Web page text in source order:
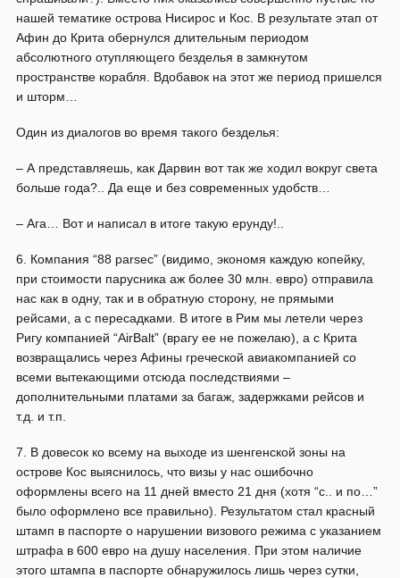
нашей тематике острова Нисирос и Кос. В результате этап от
Афин до Крита обернулся длительным периодом
абсолютного отупляющего безделья в замкнутом
пространстве корабля. Вдобавок на этот же период пришелся
и шторм…
Один из диалогов во время такого безделья:
– А представляешь, как Дарвин вот так же ходил вокруг света
больше года?.. Да еще и без современных удобств…
– Ага… Вот и написал в итоге такую ерунду!..
6. Компания “88 parsec” (видимо, экономя каждую копейку,
при стоимости парусника аж более 30 млн. евро) отправила
нас как в одну, так и в обратную сторону, не прямыми
рейсами, а с пересадками. В итоге в Рим мы летели через
Ригу компанией “AirBalt” (врагу ее не пожелаю), а с Крита
возвращались через Афины греческой авиакомпанией со
всеми вытекающими отсюда последствиями –
дополнительными платами за багаж, задержками рейсов и
т.д. и т.п.
7. В довесок ко всему на выходе из шенгенской зоны на
острове Кос выяснилось, что визы у нас ошибочно
оформлены всего на 11 дней вместо 21 дня (хотя “с.. и по…”
было оформлено все правильно). Результатом стал красный
штамп в паспорте о нарушении визового режима с указанием
штрафа в 600 евро на душу населения. При этом наличие
этого штампа в паспорте обнаружилось лишь через сутки,